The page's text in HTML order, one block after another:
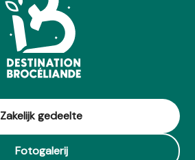
Zakelijk gedeelte
Fotogalerij